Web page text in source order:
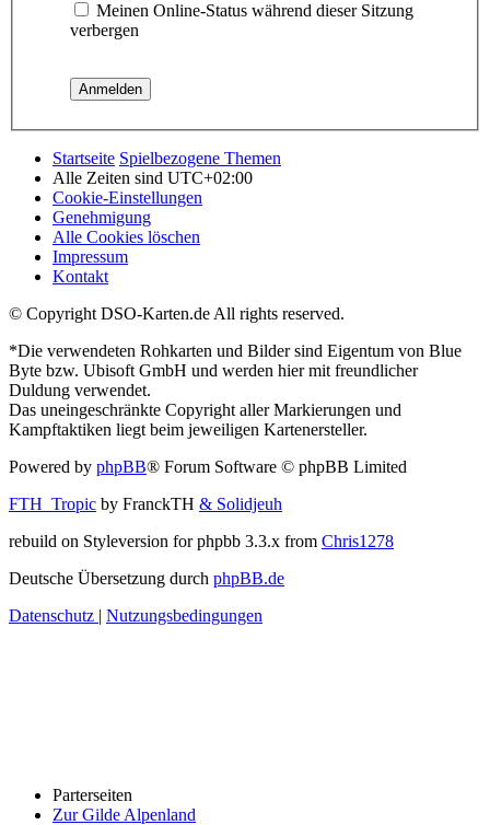
Meinen Online-Status während dieser Sitzung
verbergen
Startseite Spielbezogene Themen
Alle Zeiten sind UTC+02:00
Cookie-Einstellungen
Genehmigung
Alle Cookies löschen
Impressum
Kontakt
© Copyright DSO-Karten.de All rights reserved.
*Die verwendeten Rohkarten und Bilder sind Eigentum von Blue
Byte bzw. Ubisoft GmbH und werden hier mit freundlicher
Duldung verwendet.
Das uneingeschränkte Copyright aller Markierungen und
Kampftaktiken liegt beim jeweiligen Kartenersteller.
Powered by phpBB® Forum Software © phpBB Limited
FTH_Tropic by FranckTH & Solidjeuh
rebuild on Styleversion for phpbb 3.3.x from Chris1278
Deutsche Übersetzung durch phpBB.de
Datenschutz
Nutzungsbedingungen
Parterseiten
Zur Gilde Alpenland